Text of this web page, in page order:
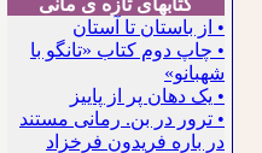
کتابهای تازه ی مانی
• از باستان تا آستان
• چاپ دوم کتاب «تانگو با
شهبانو»
• یک دهان پر از پاییز
• ترور در بن. رمانی مستند
در باره فریدون فرخزاد